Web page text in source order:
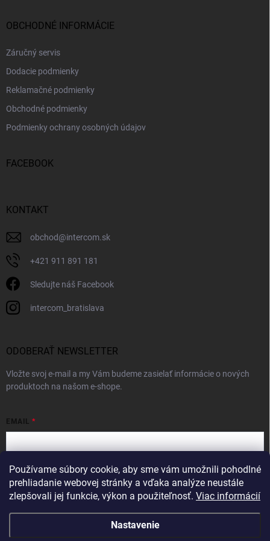
Používame súbory cookie, aby sme vám umožnili pohodlné
prehliadanie webovej stránky a vďaka analýze neustále
zlepšovali jej funkcie, výkon a použiteľnosť. Viac informácií
Nastavenie
OBCHODNÉ INFORMÁCIE
Záručný servis
Dodacie podmienky
Reklamačné podmienky
Obchodné podmienky
Podmienky ochrany osobných údajov
FACEBOOK
KONTAKT
obchod@intercom.sk
+421 911 891 181
Sledujte náš Facebook
intercom_bratislava
ODOBERAŤ NEWSLETTER
Vložte svoj e-mail a my Vám budeme zasielať informácie o nových
produktoch na našom e-shope.
EMAIL
Vložením e-mailu súhlasíte spodmienkami ochrany osobných údajov
Prihlásiť sa